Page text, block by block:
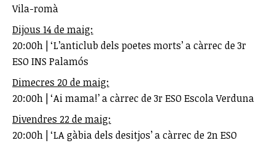
Vila-romà
Dijous 14 de maig:
20:00h | ‘L’anticlub dels poetes morts’ a càrrec de 3r
ESO INS Palamós
Dimecres 20 de maig:
20:00h | ‘Ai mama!’ a càrrec de 3r ESO Escola Verduna
Divendres 22 de maig:
20:00h | ‘LA gàbia dels desitjos’ a càrrec de 2n ESO